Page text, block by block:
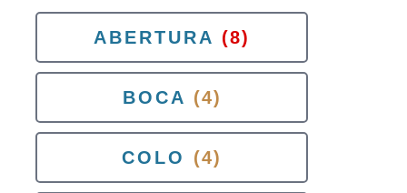
ABERTURA (8)
BOCA (4)
COLO (4)